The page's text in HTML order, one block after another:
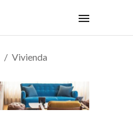
Vivienda